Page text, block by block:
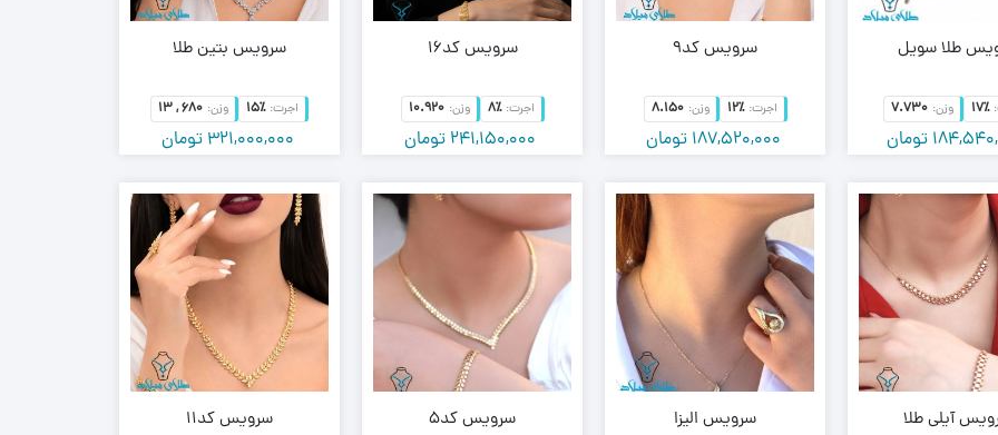
طلا سویل
17٪ وزن: 7.730
تومان
سرویس کد9
اجرت: 12٪ وزن: 8.150
187,520,000 تومان
سرویس کد16
اجرت: 8٪ وزن: 10.920
241,150,000 تومان
سرویس بتین طلا
اجرت: 15٪ وزن: 13 , 680
321,000,000 تومان
آیلی طلا سرویس الیزا سرویس کد5 سرویس کد11